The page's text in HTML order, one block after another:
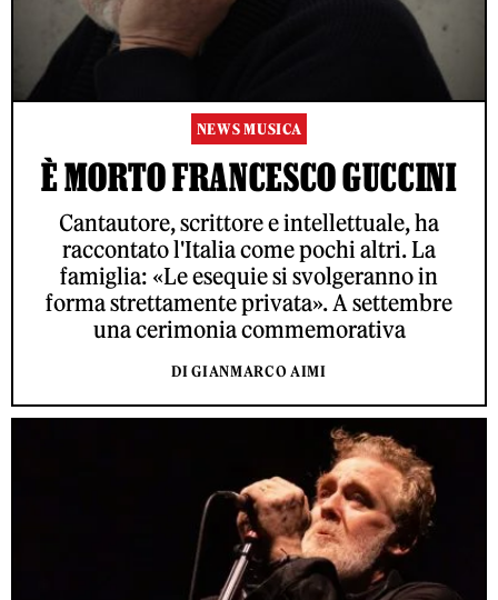
NEWS MUSICA
È MORTO FRANCESCO GUCCINI
Cantautore, scrittore e intellettuale, ha
raccontato l'Italia come pochi altri. La
famiglia: «Le esequie si svolgeranno in
forma strettamente privata». A settembre
una cerimonia commemorativa
DI GIANMARCO AIMI